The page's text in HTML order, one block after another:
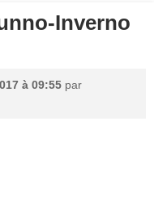
Inverno
à 09:55 par